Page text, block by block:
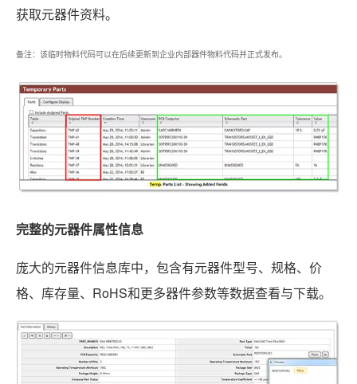
获取元器件资料。
备注：该临时物料代码可以在后续更新到企业内部器件物料代码并正式发布。
完整的元器件属性信息
庞大的元器件信息库中，包含有元器件型号、规格、价
格、库存量、RoHS和更多器件参数等数据查看与下载。